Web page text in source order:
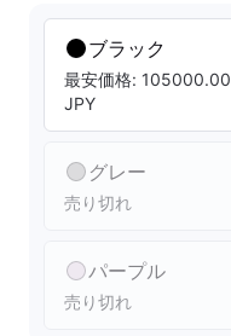
ブラック
最安価格: 105000.00
JPY
グレー
売り切れ
パープル
売り切れ